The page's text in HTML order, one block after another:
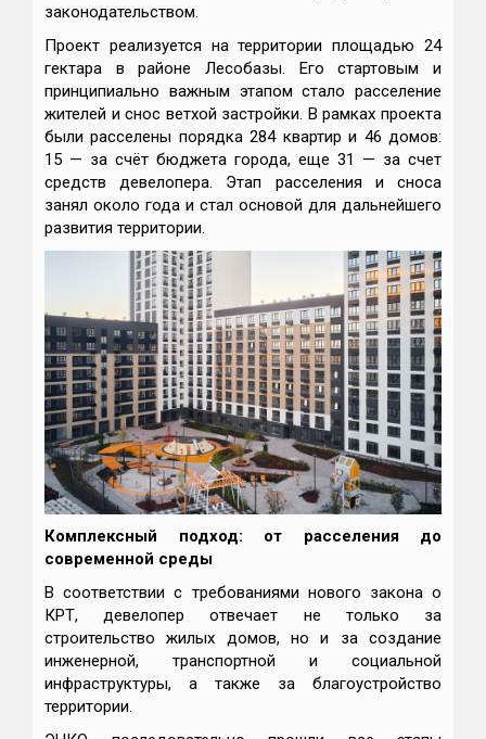
законодательством.
Проект реализуется на территории площадью 24
гектара в районе Лесобазы. Его стартовым и
принципиально важным этапом стало расселение
жителей и снос ветхой застройки. В рамках проекта
были расселены порядка 284 квартир и 46 домов:
15 — за счёт бюджета города, еще 31 — за счет
средств девелопера. Этап расселения и сноса
занял около года и стал основой для дальнейшего
развития территории.
Комплексный подход: от расселения до
современной среды
В соответствии с требованиями нового закона о
КРТ, девелопер отвечает не только за
строительство жилых домов, но и за создание
инженерной, транспортной и социальной
инфраструктуры, а также за благоустройство
территории.